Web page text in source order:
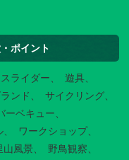
ポイント
スライダー
遊具
ンド
サイクリング
ーベキュー
ワークショップ
山風景
野鳥観察